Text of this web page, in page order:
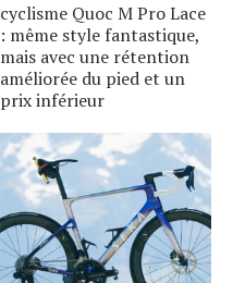
cyclisme Quoc M Pro Lace
: même style fantastique,
mais avec une rétention
améliorée du pied et un
prix inférieur